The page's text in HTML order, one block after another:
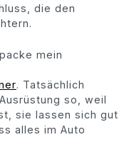
die den
mein
. Tatsächlich
so, weil
sie lassen sich gut
alles im Auto